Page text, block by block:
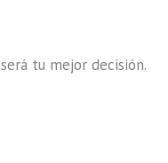
será tu mejor decisión.